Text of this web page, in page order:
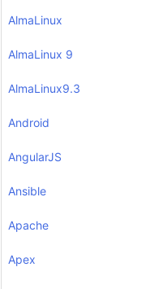
AlmaLinux
AlmaLinux 9
AlmaLinux9.3
Android
AngularJS
Ansible
Apache
Apex